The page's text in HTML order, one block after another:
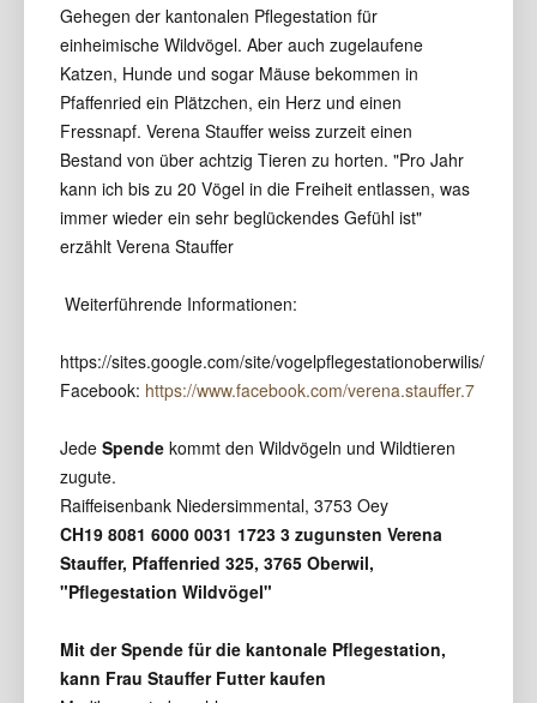
Gehegen der kantonalen Pflegestation für
einheimische Wildvögel. Aber auch zugelaufene
Katzen, Hunde und sogar Mäuse bekommen in
Pfaffenried ein Plätzchen, ein Herz und einen
Fressnapf. Verena Stauffer weiss zurzeit einen
Bestand von über achtzig Tieren zu horten. "Pro Jahr
kann ich bis zu 20 Vögel in die Freiheit entlassen, was
immer wieder ein sehr beglückendes Gefühl ist"
erzählt Verena Stauffer
Weiterführende Informationen:
https://sites.google.com/site/vogelpflegestationoberwilis/
Facebook: https://www.facebook.com/verena.stauffer.7
Jede Spende kommt den Wildvögeln und Wildtieren
zugute.
Raiffeisenbank Niedersimmental, 3753 Oey
CH19 8081 6000 0031 1723 3 zugunsten Verena
Stauffer, Pfaffenried 325, 3765 Oberwil,
"Pflegestation Wildvögel"
Mit der Spende für die kantonale Pflegestation,
kann Frau Stauffer Futter kaufen